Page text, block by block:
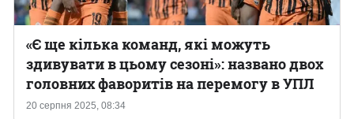
20 серпня 2025, 08:34
«Є ще кілька команд, які можуть
здивувати в цьому сезоні»: названо двох
головних фаворитів на перемогу в УПЛ